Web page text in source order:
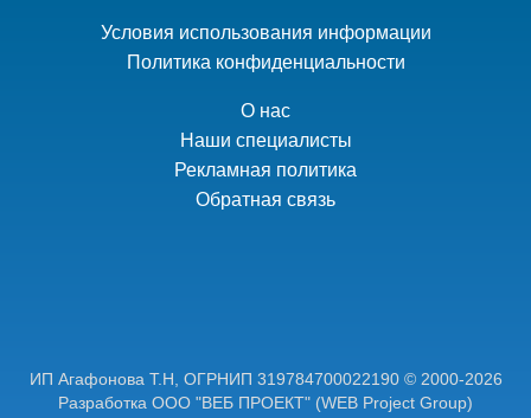
Условия использования информации
Политика конфиденциальности
О нас
Наши специалисты
Рекламная политика
Обратная связь
ИП Агафонова Т.Н, ОГРНИП 319784700022190 © 2000-2026
Разработка ООО "ВЕБ ПРОЕКТ" (WEB Project Group)